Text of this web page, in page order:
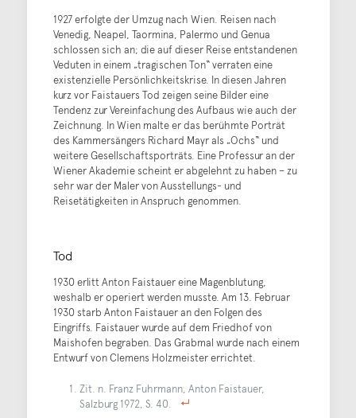
1927 erfolgte der Umzug nach Wien. Reisen nach
Venedig, Neapel, Taormina, Palermo und Genua
schlossen sich an; die auf dieser Reise entstandenen
Veduten in einem „tragischen Ton“ verraten eine
existenzielle Persönlichkeitskrise. In diesen Jahren
kurz vor Faistauers Tod zeigen seine Bilder eine
Tendenz zur Vereinfachung des Aufbaus wie auch der
Zeichnung. In Wien malte er das berühmte Porträt
des Kammersängers Richard Mayr als „Ochs“ und
weitere Gesellschaftsporträts. Eine Professur an der
Wiener Akademie scheint er abgelehnt zu haben – zu
sehr war der Maler von Ausstellungs- und
Reisetätigkeiten in Anspruch genommen.
Tod
1930 erlitt Anton Faistauer eine Magenblutung,
weshalb er operiert werden musste. Am 13. Februar
1930 starb Anton Faistauer an den Folgen des
Eingriffs. Faistauer wurde auf dem Friedhof von
Maishofen begraben. Das Grabmal wurde nach einem
Entwurf von Clemens Holzmeister errichtet.
Zit. n. Franz Fuhrmann, Anton Faistauer,
Salzburg 1972, S. 40.